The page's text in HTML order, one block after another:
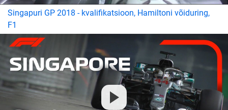
Singapuri GP 2018 - kvalifikatsioon, Hamiltoni võiduring,
F1